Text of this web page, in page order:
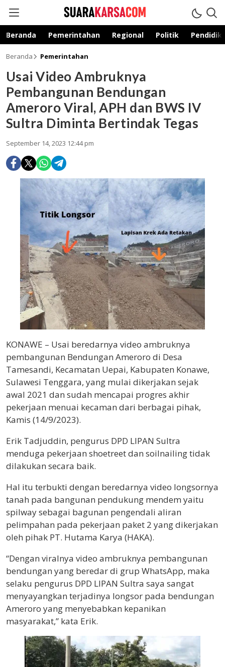
suarakarsa.com
Informasi terpercaya
Beranda Pemerintahan Regional Politik
Beranda Pemerintahan
Usai Video Ambruknya
Pembangunan Bendungan
Ameroro Viral, APH dan BWS IV
Sultra Diminta Bertindak Tegas
September 14, 2023 12:44 pm
KONAWE – Usai beredarnya video ambruknya
pembangunan Bendungan Ameroro di Desa
Tamesandi, Kecamatan Uepai, Kabupaten Konawe,
Sulawesi Tenggara, yang mulai dikerjakan sejak
awal 2021 dan sudah mencapai progres akhir
pekerjaan menuai kecaman dari berbagai pihak,
Kamis (14/9/2023).
Erik Tadjuddin, pengurus DPD LIPAN Sultra
menduga pekerjaan shoetreet dan soilnailing tidak
dilakukan secara baik.
Hal itu terbukti dengan beredarnya video longsornya
tanah pada bangunan pendukung mendem yaitu
spilway sebagai bagunan pengendali aliran
pelimpahan pada pekerjaan paket 2 yang dikerjakan
oleh pihak PT. Hutama Karya (HAKA).
“Dengan viralnya video ambruknya pembangunan
bendungan yang beredar di grup WhatsApp, maka
selaku pengurus DPD LIPAN Sultra saya sangat
menyayangkan terjadinya longsor pada bendungan
Ameroro yang menyebabkan kepanikan
masyarakat,” kata Erik.